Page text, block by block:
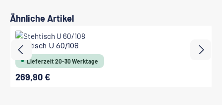
Produktgalerie überspringen
Ähnliche Artikel
Stehtisch U 60/108
Lieferzeit 20-30 Werktage
Regulärer Preis:
269,90 €